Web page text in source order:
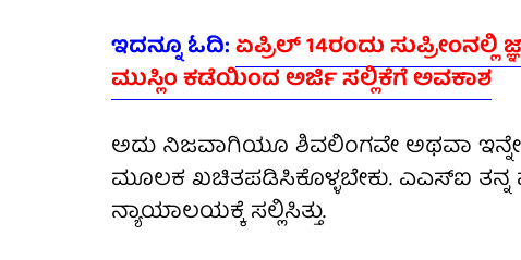
ಇದನ್ನೂ ಓದಿ:ಏಪ್ರಿಲ್ 14ರಂದು
ಮುಸ್ಲಿಂ ಕಡೆಯಿಂದ ಅರ್ಜಿ ಸಲ್ಲಿಕೆಗೆ ಅವಕಾಶ
ಅದು ನಿಜವಾಗಿಯೂ ಶಿವಲಿಂಗವೇ ಅಥವಾ
ಮೂಲಕ ಖಚಿತಪಡಿಸಿಕೊಳ್ಳಬೇಕು. ಎಎಸ್‌ಐ ತನ್ನ
ನ್ಯಾಯಾಲಯಕ್ಕೆ ಸಲ್ಲಿಸಿತ್ತು.